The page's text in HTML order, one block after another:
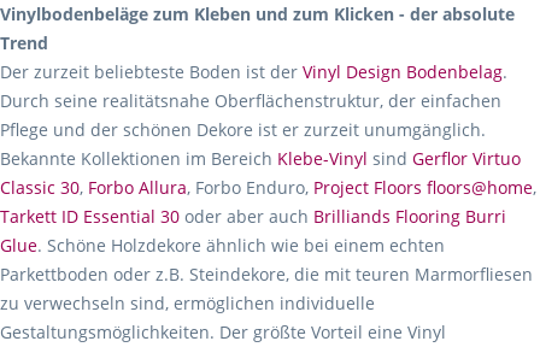
Vinylbodenbeläge zum Kleben und zum Klicken - der absolute
Trend
Der zurzeit beliebteste Boden ist der Vinyl Design Bodenbelag.
Durch seine realitätsnahe Oberflächenstruktur, der einfachen
Pflege und der schönen Dekore ist er zurzeit unumgänglich.
Bekannte Kollektionen im Bereich Klebe-Vinyl sind Gerflor Virtuo
Classic 30, Forbo Allura, Forbo Enduro, Project Floors floors@home,
Tarkett ID Essential 30 oder aber auch Brilliands Flooring Burri
Glue. Schöne Holzdekore ähnlich wie bei einem echten
Parkettboden oder z.B. Steindekore, die mit teuren Marmorfliesen
zu verwechseln sind, ermöglichen individuelle
Gestaltungsmöglichkeiten. Der größte Vorteil eine Vinyl